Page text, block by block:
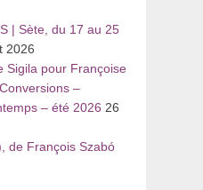
| Sète, du 17 au 25
2026
Sigila pour Françoise
–
– été 2026 26
de François Szabó